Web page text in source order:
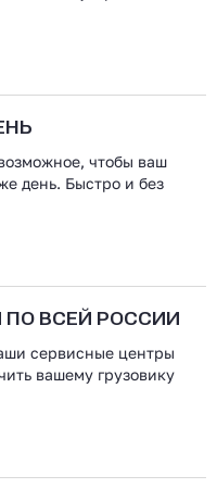
чтобы ваш
день. Быстро и без
ВСЕЙ РОССИИ
сервисные центры
вашему грузовику